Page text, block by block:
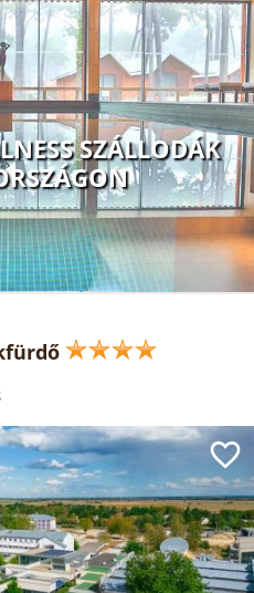
SZÁLLODÁK